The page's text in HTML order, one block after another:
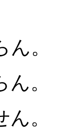
。
。
。